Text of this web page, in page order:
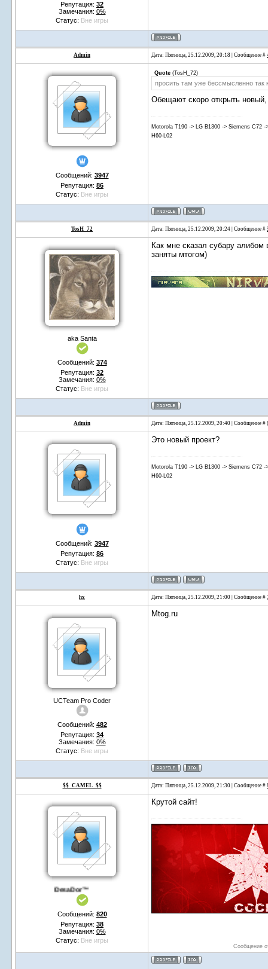
Репутация: 32
Замечания: 0%
Статус: Вне игры
Admin Дата: Пятница, 25.12.2009, 20:18 | Сообщение #
Сообщений: 3947
Репутация: 86
Статус: Вне игры
Quote (TosH_72)
просить там уже бессмысленно так
Обещают скоро открыть
Motorola T190 -> LG B1300 -> Siemens C72
H60-L02
TosH_72 Дата: Пятница, 25.12.2009, 20:24 | Сообщение #
aka Santa
Сообщений: 374
Репутация: 32
Замечания: 0%
Статус: Вне игры
Как мне сказал субару
заняты мтогом)
Admin Дата: Пятница, 25.12.2009, 20:40 | Сообщение #
Сообщений: 3947
Репутация: 86
Статус: Вне игры
Это новый проект?
Motorola T190 -> LG B1300 -> Siemens C72
H60-L02
hx Дата: Пятница, 25.12.2009, 21:00 | Сообщение #
UCTeam Pro Coder
Сообщений: 482
Репутация: 34
Замечания: 0%
Статус: Вне игры
Mtog.ru
$$_CAMEL_$$ Дата: Пятница, 25.12.2009, 21:30 | Сообщение #
DesaDor™
Сообщений: 820
Репутация: 38
Замечания: 0%
Статус: Вне игры
Крутой сайт!
Сообщение